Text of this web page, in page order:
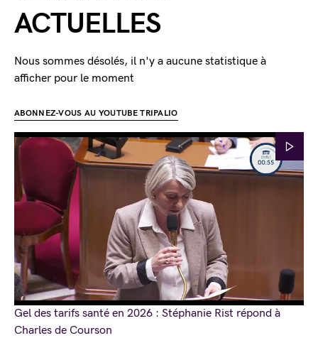
ACTUELLES
Nous sommes désolés, il n'y a aucune statistique à
afficher pour le moment
ABONNEZ-VOUS AU YOUTUBE TRIPALIO
Gel des tarifs santé en 2026 : Stéphanie Rist répond à
Charles de Courson